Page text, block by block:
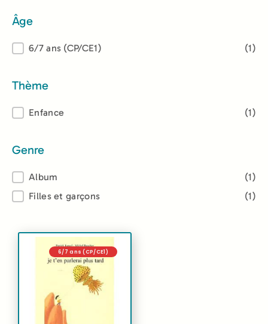
Âge
Âge6/7 ans (CP/CE1) (1)
Thème
Thème
Enfance (1)
Genre
Genre
Album
(1)
Filles et garçons
(1)
6/7 ans (CP/CE1)